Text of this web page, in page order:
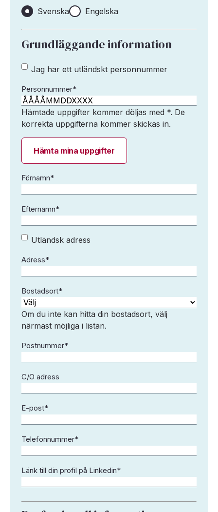
Svenska Engelska
Grundläggande information
Jag har ett
personnummer
Jag har ett utländskt personnummer
Personnummer*
Hämtade uppgifter kommer döljas med *. De
korrekta uppgifterna kommer skickas in.
Hämta mina uppgifter
Förnamn*
Efternamn*
Utländsk
Utländsk adress
Adress*
Bostadsort*
Om du inte kan hitta din bostadsort, välj
närmast möjliga i listan.
Postnummer*
C/O adress
E-post*
Telefonnummer*
Länk till din profil på Linkedin*